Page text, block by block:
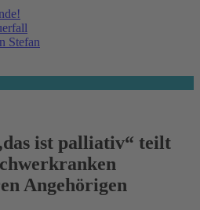
Stefan
ist palliativ“ teilt
Angehörigen